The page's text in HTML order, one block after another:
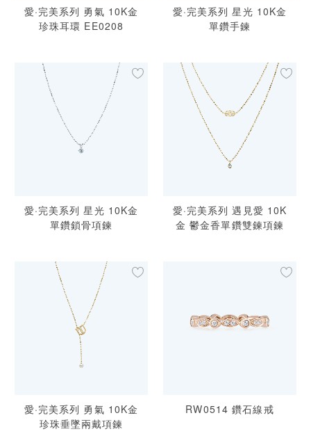
愛·完美系列 勇氣 10K金
珍珠耳環 EE0208
愛·完美系列 星光 10K金
單鑽手鍊
愛·完美系列 星光 10K金
單鑽鎖骨項鍊
愛·完美系列 遇見愛 10K
金 鬱金香單鑽雙鍊項鍊
愛·完美系列 勇氣 10K金
珍珠垂墜兩戴項鍊
RW0514 鑽石線戒